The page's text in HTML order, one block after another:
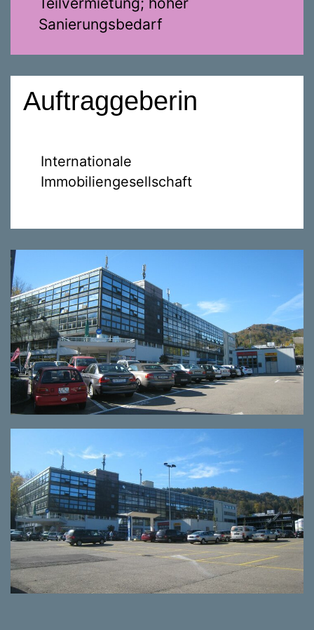
Sanierungsbedarf
Auftraggeberin
Internationale
Immobiliengesellschaft